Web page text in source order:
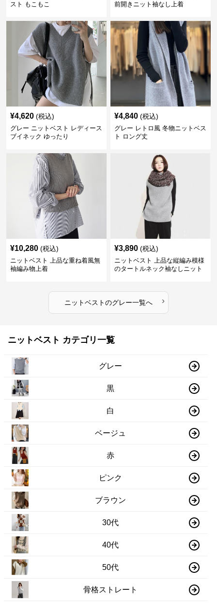
スト もこもこ
前開きニット袖なし上着
¥4,620 (税込)
グレー ニットベスト レディース
ブイネック ゆったり
¥4,840 (税込)
グレー レトロ風 冬物ニットベス
ト ロング丈
¥10,280 (税込)
ニットベスト 上品な重ね着風無
袖編み物上着
¥3,890 (税込)
ニットベスト 上品な縦編み模様
のタートルネック袖なしニット
ニットベストのグレー一覧へ ›
ニットベスト カテゴリ一覧
グレー
黒
白
ベージュ
赤
ピンク
ブラウン
30代
40代
50代
骨格ストレート